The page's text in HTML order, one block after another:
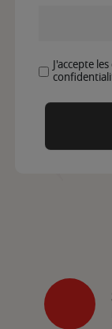
J'accepte